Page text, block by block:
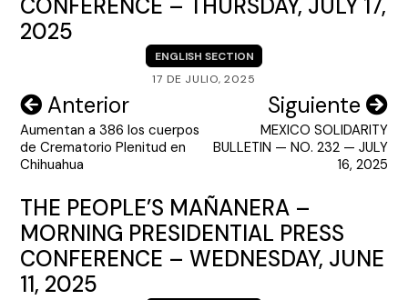
CONFERENCE – THURSDAY, JULY 17,
2025
ENGLISH SECTION
17 DE JULIO, 2025
Navegación
de
entradas
Anterior
Aumentan a 386 los cuerpos
de Crematorio Plenitud en
Chihuahua
Siguiente
MEXICO SOLIDARITY
BULLETIN — NO. 232 — JULY
16, 2025
THE PEOPLE’S MAÑANERA –
MORNING PRESIDENTIAL PRESS
CONFERENCE – WEDNESDAY, JUNE
11, 2025